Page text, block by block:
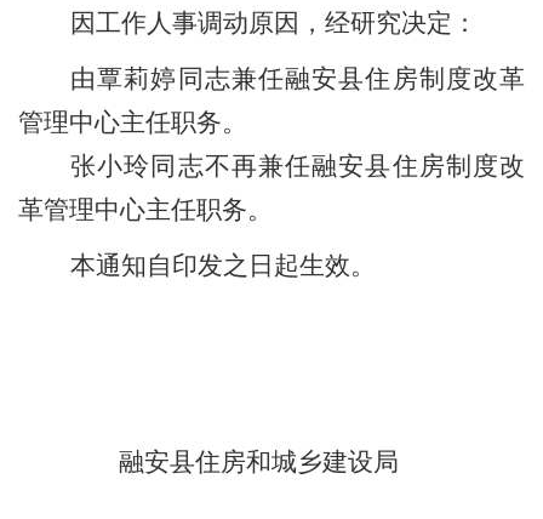
因工作人事调动原因，经研究决定：
由覃莉婷同志兼任融安县住房制度改革
管理中心主任职务。
张小玲同志不再兼任融安县住房制度改
革管理中心主任职务。
本通知自印发之日起生效。
融安县住房和城乡建设局